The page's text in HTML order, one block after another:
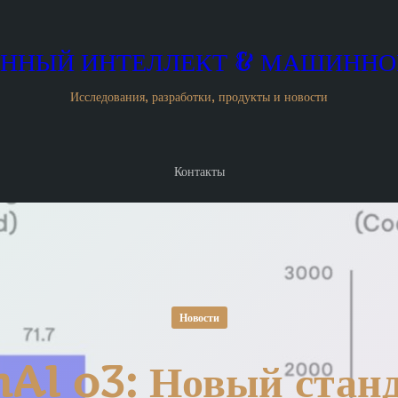
ИНТЕЛЛЕКТ &
Исследования, разработки, продукты и новости
Контакты
Новости
o3: Новый